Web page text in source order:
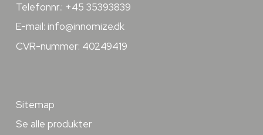
Telefonnr.: +45 35393839
E-mail: info@innomize.dk
CVR-nummer: 40249419
Sitemap
Se alle produkter